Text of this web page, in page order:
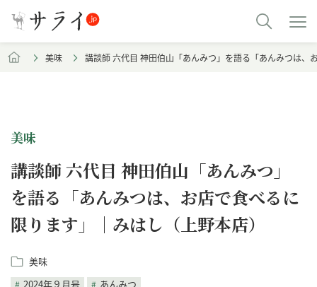
美味 講談師 六代目 神田伯山「あんみつ」を語る「あんみつは、
美味
講談師 六代目 神田伯山「あんみつ」
を語る「あんみつは、お店で食べるに
限ります」｜みはし（上野本店）
美味
2024年９月号
あんみつ